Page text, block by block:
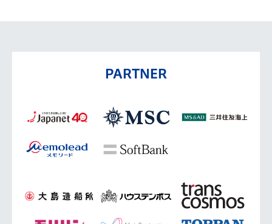
PARTNER